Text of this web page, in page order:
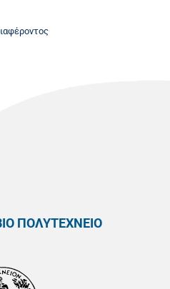
ΠΟΛΥΤΕΧΝΕΙΟ